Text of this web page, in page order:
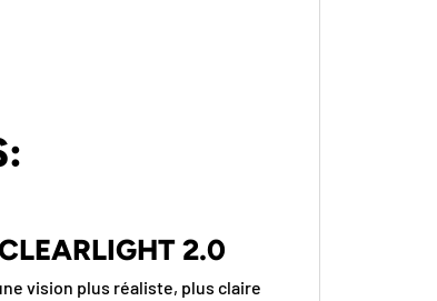
2.0
vision plus réaliste, plus claire